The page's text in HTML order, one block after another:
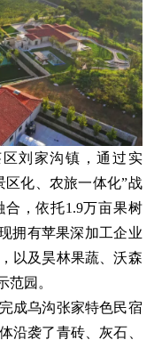
刘家沟镇，通过实
区化、农旅一体化”战
，依托1.9万亩果树
拥有苹果深加工企业
以及昊林果蔬、沃森
范园。
乌沟张家特色民宿
沿袭了青砖、灰石、